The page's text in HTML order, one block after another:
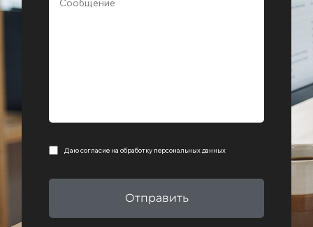
Даю согласие на обработку персональных данных
Отправить